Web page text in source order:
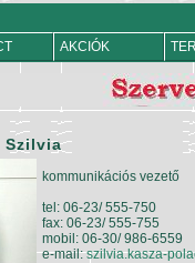
AKCIÓK
Szilvia
kommunikációs vezető
tel: 06-23/ 555-750
fax: 06-23/ 555-755
mobil: 06-30/ 986-6559
e-mail:szilvia.kasza-